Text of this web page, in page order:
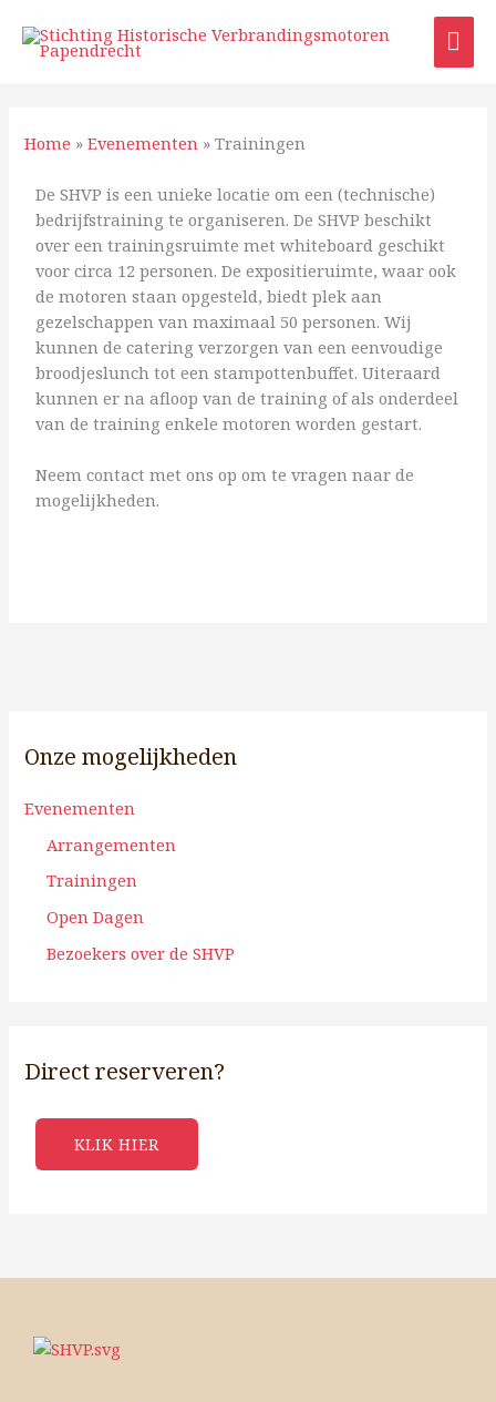
naar
Onze mogelijkheden
Evenementen
Arrangementen
Trainingen
Open Dagen
Bezoekers over de SHVP
Direct reserveren?
KLIK HIER
Home »Evenementen »Trainingen
De SHVP is een unieke locatie om een (technische)
bedrijfstraining te organiseren. De SHVP beschikt
over een trainingsruimte met whiteboard geschikt
voor circa 12 personen. De expositieruimte, waar ook
de motoren staan opgesteld, biedt plek aan
gezelschappen van maximaal 50 personen. Wij
kunnen de catering verzorgen van een eenvoudige
broodjeslunch tot een stampottenbuffet. Uiteraard
kunnen er na afloop van de training of als onderdeel
van de training enkele motoren worden gestart.
Neem contact met ons op om te vragen naar de
mogelijkheden.